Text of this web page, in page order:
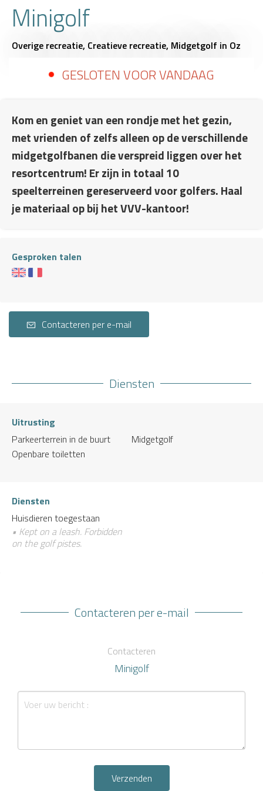
Minigolf
Overige recreatie, Creatieve recreatie, Midgetgolf in Oz
GESLOTEN VOOR VANDAAG
Kom en geniet van een rondje met het gezin,
met vrienden of zelfs alleen op de verschillende
midgetgolfbanen die verspreid liggen over het
resortcentrum! Er zijn in totaal 10
speelterreinen gereserveerd voor golfers. Haal
je materiaal op bij het VVV-kantoor!
Gesproken talen
Contacteren per e-mail
Diensten
Uitrusting
Parkeerterrein in de buurt
Openbare toiletten
Midgetgolf
Diensten
Huisdieren toegestaan
• Kept on a leash. Forbidden
on the golf pistes.
Contacteren per e-mail
Contacteren
Minigolf
Verzenden